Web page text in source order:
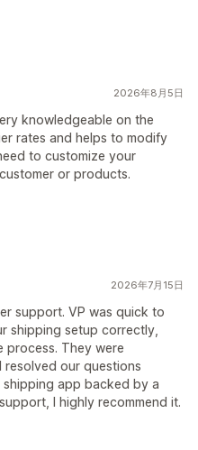
2026年8月5日
knowledgeable on the
rates and helps to modify
to customize your
or products.
2026年7月15日
support. VP was quick to
shipping setup correctly,
process. They were
resolved our questions
app backed by a
I highly recommend it.